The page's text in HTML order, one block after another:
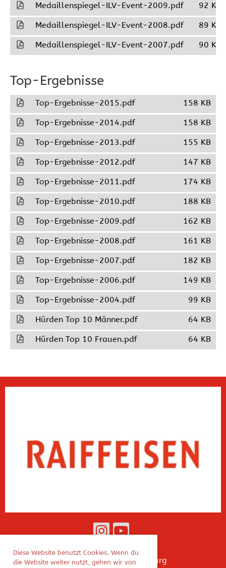
Diese Website benutzt Cookies. Wenn du
die Website weiter nutzt, gehen wir von
Medaillenspiegel-ILV-Event-2009.pdf 92 KB
Medaillenspiegel-ILV-Event-2008.pdf 89 KB
Medaillenspiegel-ILV-Event-2007.pdf 90 KB
Top-Ergebnisse
Top-Ergebnisse-2015.pdf 158 KB
Top-Ergebnisse-2014.pdf 158 KB
Top-Ergebnisse-2013.pdf 155 KB
Top-Ergebnisse-2012.pdf 147 KB
Top-Ergebnisse-2011.pdf 174 KB
Top-Ergebnisse-2010.pdf 188 KB
Top-Ergebnisse-2009.pdf 162 KB
Top-Ergebnisse-2008.pdf 161 KB
Top-Ergebnisse-2007.pdf 182 KB
Top-Ergebnisse-2006.pdf 149 KB
Top-Ergebnisse-2004.pdf 99 KB
Hürden Top 10 Männer.pdf 64 KB
Hürden Top 10 Frauen.pdf 64 KB
© TSV Athletics Rothenburg